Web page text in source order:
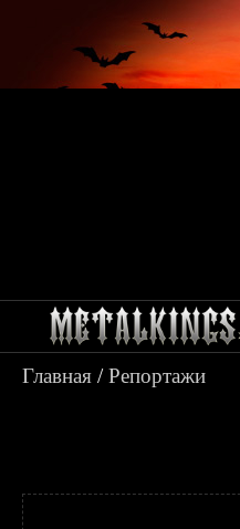
Главная /Репортажи